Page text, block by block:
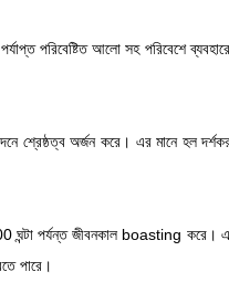
পরিবেষ্টিত আলো সহ পরিবেশে
শ্রেষ্ঠত্ব অর্জন করে। এর মানে হল
পর্যন্ত জীবনকাল boasting করে। এই
পারে।